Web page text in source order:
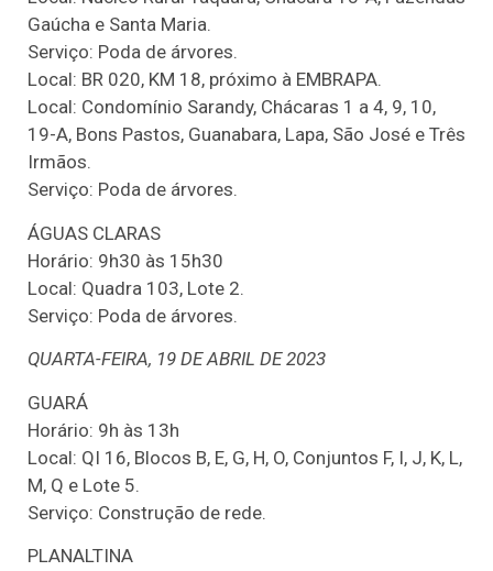
Gaúcha e Santa Maria.
Serviço: Poda de árvores.
Local: BR 020, KM 18, próximo à EMBRAPA.
Local: Condomínio Sarandy, Chácaras 1 a 4, 9, 10,
19-A, Bons Pastos, Guanabara, Lapa, São José e Três
Irmãos.
Serviço: Poda de árvores.
ÁGUAS CLARAS
Horário: 9h30 às 15h30
Local: Quadra 103, Lote 2.
Serviço: Poda de árvores.
QUARTA-FEIRA, 19 DE ABRIL DE 2023
GUARÁ
Horário: 9h às 13h
Local: QI 16, Blocos B, E, G, H, O, Conjuntos F, I, J, K, L,
M, Q e Lote 5.
Serviço: Construção de rede.
PLANALTINA